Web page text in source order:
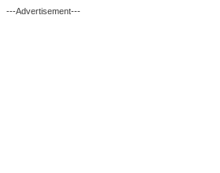
---Advertisement---